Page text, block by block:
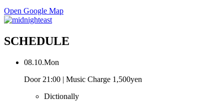
Open Google Map
SCHEDULE
08.10.Mon
Door 21:00 | Music Charge 1,500yen
Dictionally